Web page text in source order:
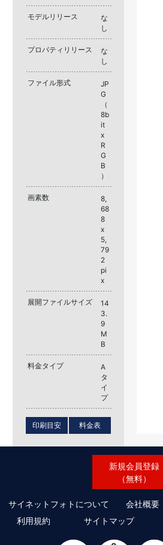
モデルリリース
な
し
プロパティリリース
な
し
ファイル形式
JP
G
（
8b
it
x
R
G
B
）
画素数
8,
68
8
x
5,
79
2
pi
x
展開ファイルサイズ
14
3.
9
M
B
料金タイプ
A
タ
イ
プ
印刷目安 料金表
新規会員登録
（無料）
サイネットフォトについて 会社概要
利用規約
サイトマップ